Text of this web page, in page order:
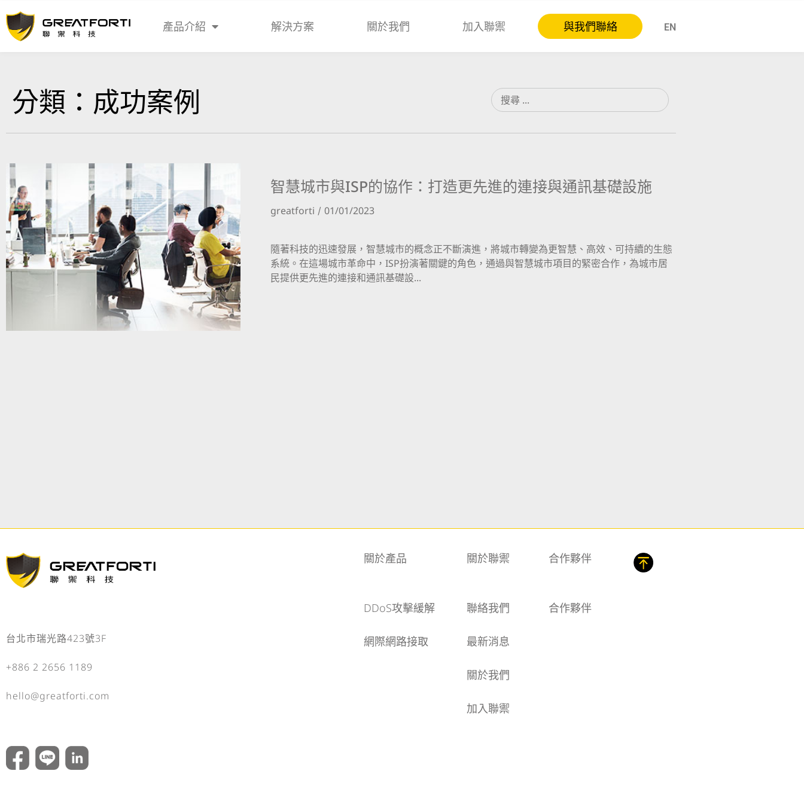
產品介紹 解決方案 關於我們 加入聯禦 與我們聯絡 EN
分類：成功案例
智慧城市與ISP的協作：打造更先進的連接與通訊基礎設施
greatforti 01/01/2023
隨著科技的迅速發展，智慧城市的概念正不斷演進，將城市轉變為更智慧、高效、可持續的生態
系統。在這場城市革命中，ISP扮演著關鍵的角色，通過與智慧城市項目的緊密合作，為城市居
民提供更先進的連接和通訊基礎設...
台北市瑞光路423號3F
+886 2 2656 1189
hello@greatforti.com
關於產品
DDoS攻擊緩解
網際網路接取
關於聯禦
聯絡我們
最新消息
關於我們
加入聯禦
合作夥伴
合作夥伴